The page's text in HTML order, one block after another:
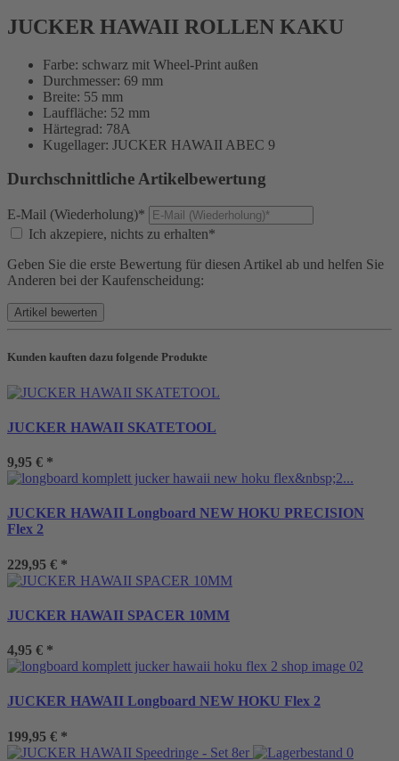
JUCKER HAWAII ROLLEN KAKU
Farbe: schwarz mit Wheel-Print außen
Durchmesser: 69 mm
Breite: 55 mm
Lauffläche: 52 mm
Härtegrad: 78A
Kugellager: JUCKER HAWAII ABEC 9
Durchschnittliche Artikelbewertung
E-Mail (Wiederholung)*
Ich akzepiere, nichts zu erhalten*
Geben Sie die erste Bewertung für diesen Artikel ab und helfen Sie
Anderen bei der Kaufenscheidung:
Kunden kauften dazu folgende Produkte
JUCKER HAWAII SKATETOOL
9,95 € *
JUCKER HAWAII Longboard NEW HOKU PRECISION
Flex 2
229,95 € *
JUCKER HAWAII SPACER 10MM
4,95 € *
JUCKER HAWAII Longboard NEW HOKU Flex 2
199,95 € *